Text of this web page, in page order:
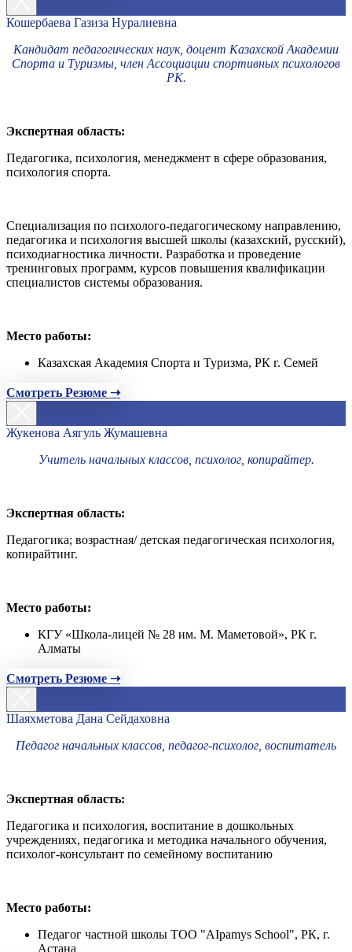
Кошербаева Газиза Нуралиевна
Кандидат педагогических наук, доцент Казахской Академии
Спорта и Туризмы, член Ассоциации спортивных психологов
РК.
Экспертная область:
Педагогика, психология, менеджмент в сфере образования,
психология спорта.
Специализация по психолого-педагогическому направлению,
педагогика и психология высшей школы (казахский, русский),
психодиагностика личности. Разработка и проведение
тренинговых программ, курсов повышения квалификации
специалистов системы образования.
Место работы:
Казахская Академия Спорта и Туризма, РК г. Семей
Смотреть Резюме ➝
Жукенова Аягуль Жумашевна
Учитель начальных классов, психолог, копирайтер.
Экспертная область:
Педагогика; возрастная/ детская педагогическая психология,
копирайтинг.
Место работы:
КГУ «Школа-лицей № 28 им. М. Маметовой», РК г.
Алматы
Смотреть Резюме ➝
Шаяхметова Дана Сейдаховна
Педагог начальных классов, педагог-психолог, воспитатель
Экспертная область:
Педагогика и психология, воспитание в дошкольных
учреждениях, педагогика и методика начального обучения,
психолог-консультант по семейному воспитанию
Место работы:
Педагог частной школы ТОО "AIpamys School", РК, г.
Астана